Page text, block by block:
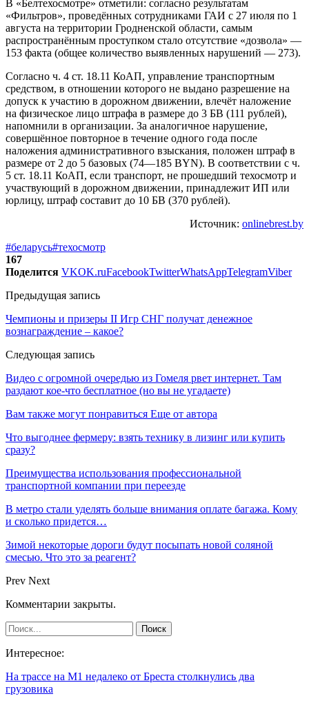
В «Белтехосмотре» отметили: согласно результатам
«Фильтров», проведённых сотрудниками ГАИ с 27 июля по 1
августа на территории Гродненской области, самым
распространённым проступком стало отсутствие «дозвола» —
153 факта (общее количество выявленных нарушений — 273).
Согласно ч. 4 ст. 18.11 КоАП, управление транспортным
средством, в отношении которого не выдано разрешение на
допуск к участию в дорожном движении, влечёт наложение
на физическое лицо штрафа в размере до 3 БВ (111 рублей),
напомнили в организации. За аналогичное нарушение,
совершённое повторное в течение одного года после
наложения административного взыскания, положен штраф в
размере от 2 до 5 базовых (74—185 BYN). В соответствии с ч.
5 ст. 18.11 КоАП, если транспорт, не прошедший техосмотр и
участвующий в дорожном движении, принадлежит ИП или
юрлицу, штраф составит до 10 БВ (370 рублей).
Источник: onlinebrest.by
#беларусь#техосмотр
167
Поделится VKOK.ruFacebookTwitterWhatsAppTelegramViber
Предыдущая запись
Чемпионы и призеры II Игр СНГ получат денежное
вознаграждение – какое?
Следующая запись
Видео с огромной очередью из Гомеля рвет интернет. Там
раздают кое-что бесплатное (но вы не угадаете)
Вам также могут понравиться Еще от автора
Что выгоднее фермеру: взять технику в лизинг или купить
сразу?
Преимущества использования профессиональной
транспортной компании при переезде
В метро стали уделять больше внимания оплате багажа. Кому
и сколько придется…
Зимой некоторые дороги будут посыпать новой соляной
смесью. Что это за реагент?
Prev Next
Комментарии закрыты.
Интересное:
На трассе на М1 недалеко от Бреста столкнулись два
грузовика